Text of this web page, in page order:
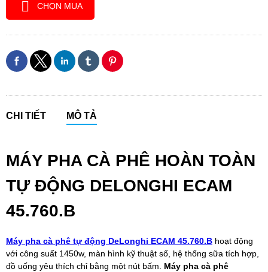
CHỌN MUA
CHI TIẾT MÔ TẢ
MÁY PHA CÀ PHÊ HOÀN TOÀN
TỰ ĐỘNG DELONGHI ECAM
45.760.B
Máy pha cà phê tự động DeLonghi ECAM 45.760.B hoạt động
với công suất 1450w, màn hình kỹ thuật số, hệ thống sữa tích hợp,
đồ uống yêu thích chỉ bằng một nút bấm. Máy pha cà phê